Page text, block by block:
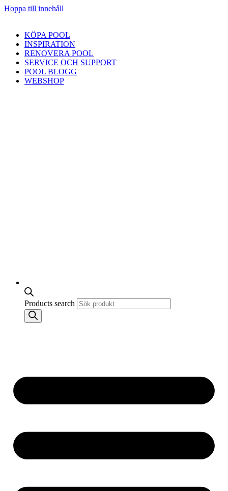
Hoppa till innehåll
KÖPA POOL
INSPIRATION
RENOVERA POOL
SERVICE OCH SUPPORT
POOL BLOGG
WEBSHOP
Products search